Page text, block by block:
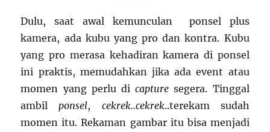
Dulu, saat awal kemunculan ponsel plus
kamera, ada kubu yang pro dan kontra. Kubu
yang pro merasa kehadiran kamera di ponsel
ini praktis, memudahkan jika ada event atau
momen yang perlu dicapture segera. Tinggal
ambil ponsel, cekrek..cekrek..terekam sudah
momen itu. Rekaman gambar itu bisa menjadi